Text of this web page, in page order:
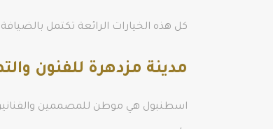
كل هذه الخيارات الرائعة تكتمل
مدينة مزدهرة للفنون
اسطنبول هي موطن للمصممين والفنانين